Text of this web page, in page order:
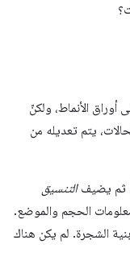
أوراق الأنماط، ولكنّ
يتم تعديله من
ثم يضيفالتنسيق
الحجم والموضع.
الشجرة. لم يكن هناك